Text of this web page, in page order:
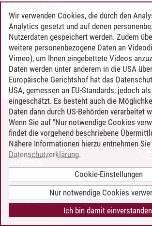
vorhanden
Timo Leder/30.06.2024
KONTAKT
LEUPHANA ALS ARBEITGEBER
INTRANET
BARRIEREFREIHEIT
COOKIE-EINSTELLUNGEN
Wir verwenden Cookies, die durch den
Analytics gesetzt und auf denen
Nutzerdaten gespeichert werden. Zudem
weitere personenbezogene Daten an
Vimeo), um Ihnen eingebettete Videos
Daten werden unter anderem in die USA
Europäische Gerichtshof hat das
USA, gemessen an EU-Standards, jedoch
eingeschätzt. Es besteht auch die
Daten dann durch US-Behörden verarbeitet
Wenn Sie auf "Nur notwendige Cookies
findet die vorgehend beschriebene
Nähere Informationen hierzu entnehmen
Datenschutzerklärung.
Cookie-Einstellungen
Nur notwendige Cookies
Ich bin damit